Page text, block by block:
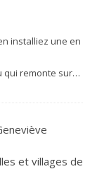
installiez une en
qui remonte sur…
et villages de